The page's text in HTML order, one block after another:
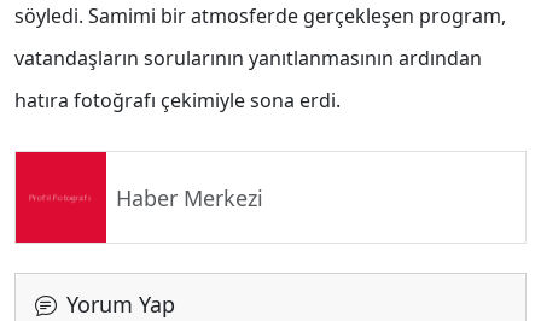
söyledi. Samimi bir atmosferde gerçekleşen program,
vatandaşların sorularının yanıtlanmasının ardından
hatıra fotoğrafı çekimiyle sona erdi.
Haber Merkezi
Yorum Yap